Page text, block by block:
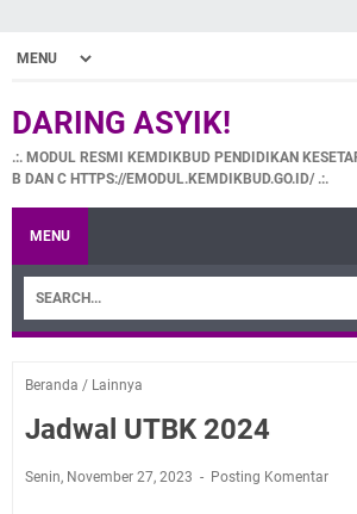
DARING ASYIK!
.:. MODUL RESMI KEMDIKBUD PENDIDIKAN
B DAN C HTTPS://EMODUL.KEMDIKBUD.GO.ID/ .:.
MENU
Beranda / Lainnya
Jadwal UTBK 2024
Senin, November 27, 2023 Posting Komentar